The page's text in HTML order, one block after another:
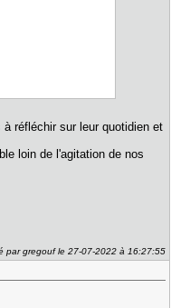
réfléchir sur leur quotidien et
loin de l'agitation de nos
par gregouf le 27-07-2022 à 16:27:55